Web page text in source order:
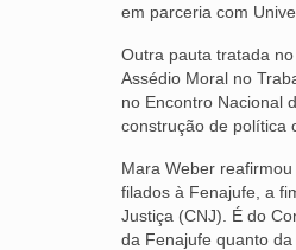
em parceria com
Outra pauta tratada
Assédio Moral no
no Encontro Nacional
construção de política
Mara Weber
filados à Fenajufe, a
Justiça (CNJ). É do
da Fenajufe quanto da